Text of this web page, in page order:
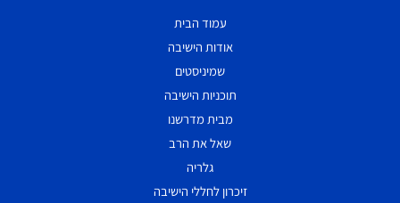
עמוד הבית
אודות הישיבה
שמיניסטים
תוכניות הישיבה
מבית מדרשנו
שאל את הרב
גלריה
זיכרון לחללי הישיבה